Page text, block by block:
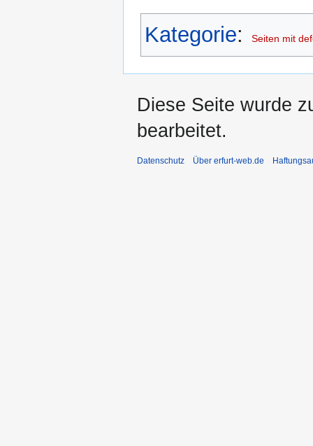
Kategorie: Seiten mit
Diese Seite wurde
bearbeitet.
Datenschutz Über erfurt-web.de